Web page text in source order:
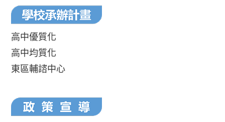
高中優質化
高中均質化
東區輔諮中心